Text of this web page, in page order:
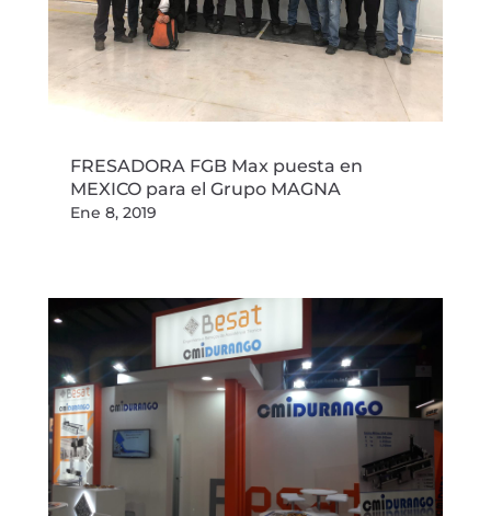
FRESADORA FGB Max puesta en
MEXICO para el Grupo MAGNA
Ene 8, 2019